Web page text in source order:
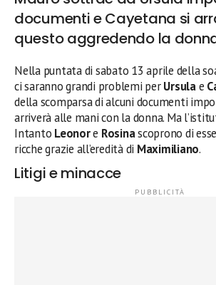
documenti e Cayetana si
questo aggredendo la
Nella puntata di sabato 13 aprile della
ci saranno grandi problemi perUrsulae
della scomparsa di alcuni documenti
arriverà alle mani con la donna. Ma
Intanto Leonore Rosinascoprono di
ricche grazie all’eredità di Maximiliano.
Litigi e minacce